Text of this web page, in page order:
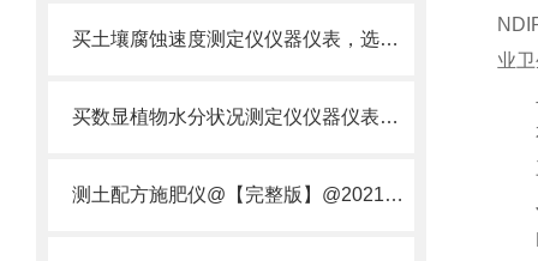
买土壤腐蚀速度测定仪仪器仪表，选【云唐新款】土壤腐蚀速度测定仪
买数显植物水分状况测定仪仪器仪表，就来山东云唐精品货源
测土配方施肥仪@【完整版】@2021专业测土配方施肥仪器仪表
业
本
三